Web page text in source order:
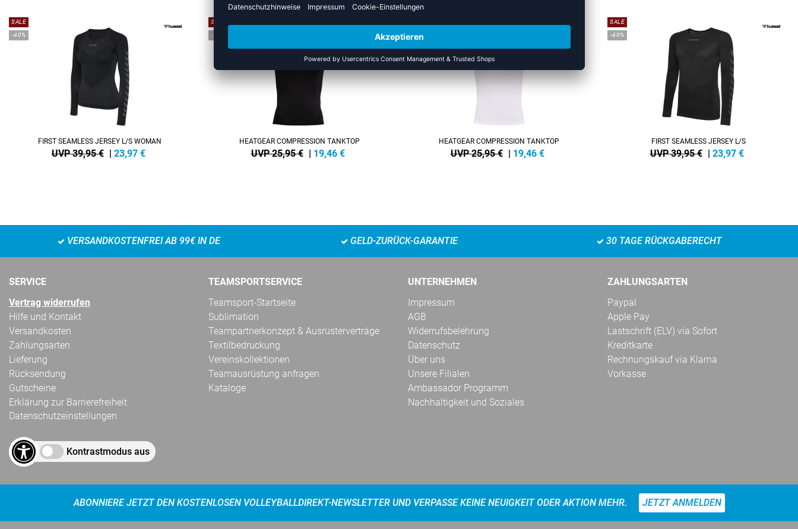
SALE
-40%
FIRST SEAMLESS JERSEY L/S WOMAN
UVP 39,95 € | 23,97 €
SALE
-25%
HEATGEAR COMPRESSION TANKTOP
UVP 25,95 € | 19,46 €
-25%
HEATGEAR COMPRESSION TANKTOP
UVP 25,95 € | 19,46 €
SALE
-40%
FIRST SEAMLESS JERSEY L/S
UVP 39,95 € | 23,97 €
VERSANDKOSTENFREI AB 99€ IN DE GELD-ZURÜCK-GARANTIE 30 TAGE RÜCKGABERECHT
SERVICE
Vertrag widerrufen
Hilfe und Kontakt
Versandkosten
Zahlungsarten
Lieferung
Rücksendung
Gutscheine
Erklärung zur Barrierefreiheit
Datenschutzeinstellungen
Kontrastmodus aus
TEAMSPORTSERVICE
Teamsport-Startseite
Sublimation
Teampartnerkonzept & Ausrüsterverträge
Textilbedruckung
Vereinskollektionen
Teamausrüstung anfragen
Kataloge
UNTERNEHMEN
Impressum
AGB
Widerrufsbelehrung
Datenschutz
Über uns
Unsere Filialen
Ambassador Programm
Nachhaltigkeit und Soziales
ZAHLUNGSARTEN
Paypal
Apple Pay
Lastschrift (ELV) via Sofort
Kreditkarte
Rechnungskauf via Klarna
Vorkasse
ABONNIERE JETZT DEN KOSTENLOSEN VOLLEYBALLDIREKT-NEWSLETTER UND VERPASSE KEINE NEUIGKEIT ODER AKTION MEHR. JETZT ANMELDEN